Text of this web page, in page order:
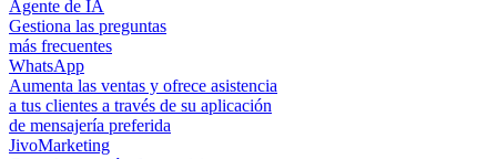
Agente de IA
Gestiona las preguntas
más frecuentes
WhatsApp
Aumenta las ventas y ofrece asistencia
a tus clientes a través de su aplicación
de mensajería preferida
JivoMarketing